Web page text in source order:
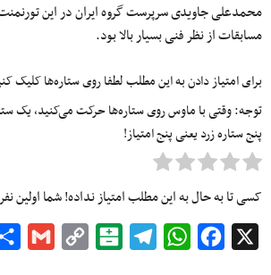
محمدعلی جاویدی سرپرست گروه ایران در این
مسابقات از نظر فنی بسیار بالا بود.
برای امتیاز دادن به این مطلب لطفا روی ستاره‌ها کلیک
توجه: وقتی با ماوس روی ستاره‌ها حرکت می‌کنید، یک
پنج ستاره زرد یعنی پنج امتیاز!
کسی تا به حال به این مطلب امتیاز نداده! شما اولین
Facebook
WhatsApp
Telegram
Balatarin
Copy